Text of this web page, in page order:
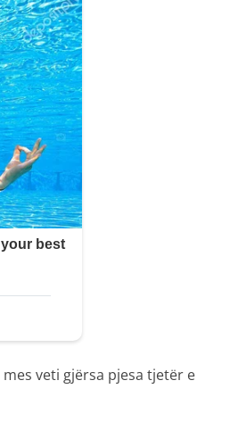
veti gjërsa pjesa tjetër e